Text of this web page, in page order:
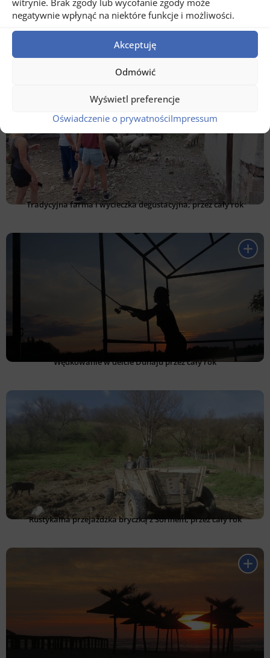
witrynie. Brak zgody lub wycofanie zgody może
negatywnie wpłynąć na niektóre funkcje i możliwości.
Akceptuję
Odmówić
Wyświetl preferencje
Oświadczenie o prywatnościImpressum
Sprowadzanie stada krów do domu przez cały rok
Tradycyjna farma i wycieczka degustacyjna, przez cały rok
Wędkowanie w delcie Dunaju przez cały rok
Rustykalna przejażdżka bryczką z Sorinem, przez cały rok